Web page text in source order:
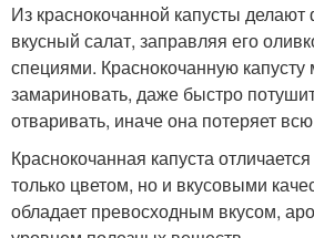
Из краснокочанной капусты делают
вкусный салат, заправляя его
специями. Краснокочанную
замариновать, даже быстро
отваривать, иначе она потеряет
Краснокочанная капуста
только цветом, но и вкусовыми
обладает превосходным вкусом,